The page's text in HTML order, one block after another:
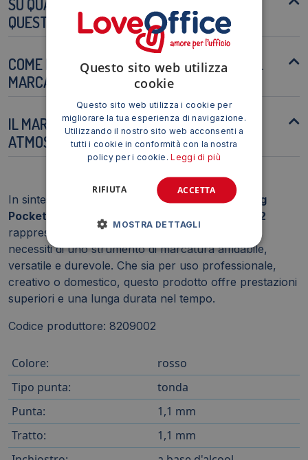
QUESTO MARCATORE?
COME POSSO PROLUNGARE LA DURATA DEL
MARCATORE?
IL MARCATORE È RESISTENTE AGLI AGENTI
ATMOSFERICI?
In sintesi, il
Marcatore permanente BIC Marking
Pocket 1445 punta conica 1 mm rosso 8209002
rappresenta una scelta eccellente per chiunque
necessiti di uno strumento di marcatura affidabile,
versatile e durevole. Che sia per uso professionale,
creativo o domestico, questo prodotto offre prestazioni
superiori e una lunga durata nel tempo.
Codice produttore: 8209002
Colore:
rosso
Tipo punta:
tonda
Punta:
1,1 mm
Tratto:
1,1 mm
Questo sito web utilizza
cookie
Questo sito web utilizza i cookie per
migliorare la tua esperienza di navigazione.
Utilizzando il nostro sito web acconsenti a
tutti i cookie in conformità con la nostra
policy per i cookie.Leggi di più
ACCETTA
RIFIUTA
MOSTRA DETTAGLI